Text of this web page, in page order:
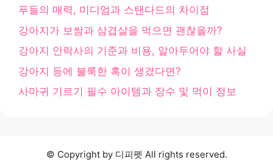
푸들의 매력, 미디엄과 스탠다드의 차이점
강아지가 보쌈과 삼겹살을 먹으면 괜찮을까?
강아지 안락사의 기준과 비용, 알아두어야 할 사실
강아지 등에 불룩한 혹이 생겼다면?
사마귀 기르기 필수 아이템과 장수 및 먹이 정보
© Copyright by 디피펫 All rights reserved.